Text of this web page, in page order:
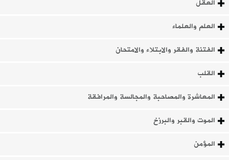
العقل
العلم والعلماء
الفتنة والفقر والابتلاء والامتحان
القلب
المعاشرة والمصاحبة والمجالسة والمرافقة
الموت والقبر والبرزخ
المؤمن